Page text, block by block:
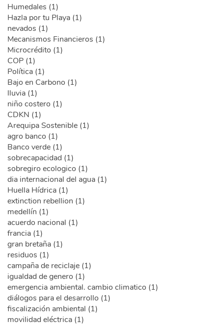
Humedales (1)
Hazla por tu Playa (1)
nevados (1)
Mecanismos Financieros (1)
Microcrédito (1)
COP (1)
Política (1)
Bajo en Carbono (1)
lluvia (1)
niño costero (1)
CDKN (1)
Arequipa Sostenible (1)
agro banco (1)
Banco verde (1)
sobrecapacidad (1)
sobregiro ecologico (1)
dia internacional del agua (1)
Huella Hídrica (1)
extinction rebellion (1)
medellín (1)
acuerdo nacional (1)
francia (1)
gran bretaña (1)
residuos (1)
campaña de reciclaje (1)
igualdad de genero (1)
emergencia ambiental. cambio climatico (1)
diálogos para el desarrollo (1)
fiscalización ambiental (1)
movilidad eléctrica (1)